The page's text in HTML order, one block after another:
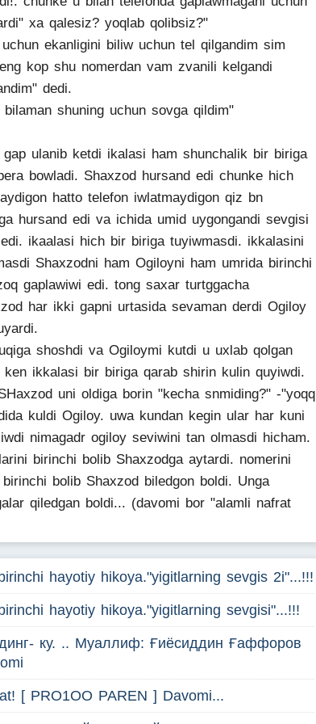
xa qalesiz? yoqlab qolibsiz?"
ekanligini biliw uchun tel qilgandim sim
kop shu nomerdan vam zvanili kelgandi
dedi.
shuning uchun sovga qildim"
gap ulanib ketdi ikalasi ham shunchalik bir biriga
bowladi. Shaxzod hursand edi chunke hich
hatto telefon iwlatmaydigon qiz bn
hursand edi va ichida umid uygongandi sevgisi
ikaalasi hich bir biriga tuyiwmasdi. ikkalasini
Shaxzodni ham Ogiloyni ham umrida birinchi
gaplawiwi edi. tong saxar turtggacha
har ikki gapni urtasida sevaman derdi Ogiloy
shoshdi va Ogiloymi kutdi u uxlab qolgan
ken ikkalasi bir biriga qarab shirin kulin quyiwdi.
uni oldiga borin "kecha snmiding?" -"yoqq
kuldi Ogiloy. uwa kundan kegin ular har kuni
nimagadr ogiloy seviwini tan olmasdi hicham.
birinchi bolib Shaxzodga aytardi. nomerini
bolib Shaxzod biledgon boldi. Unga
qiledgan boldi... (davomi bor "alamli nafrat
hayotiy hikoya."yigitlarning sevgis 2i"...!!!
hayotiy hikoya."yigitlarning sevgisi"...!!!
ку. .. Муаллиф: Ғиёсиддин Ғаффоров
[ PRO1OO PAREN ] Davomi...